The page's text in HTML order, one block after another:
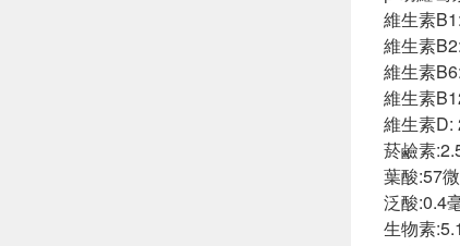
維生素
維生素
維生素
維生素
維生素D:
菸鹼素
葉酸:57
泛酸:0.4
生物素